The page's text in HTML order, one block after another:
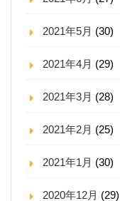
2021年5月 (30)
2021年4月 (29)
2021年3月 (28)
2021年2月 (25)
2021年1月 (30)
2020年12月 (29)